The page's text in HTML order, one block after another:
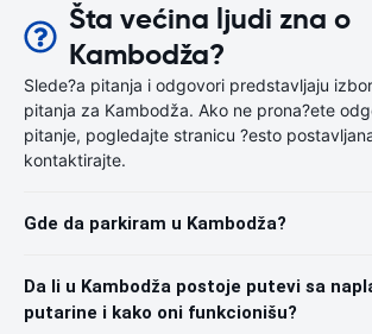
Šta većina ljudi zna o
Kambodža?
Slede?a pitanja i odgovori predstavljaju
pitanja za Kambodža. Ako ne prona?ete
pitanje, pogledajte stranicu ?esto
kontaktirajte.
Gde da parkiram u Kambodža?
Da li u Kambodža postoje putevi sa
putarine i kako oni funkcionišu?